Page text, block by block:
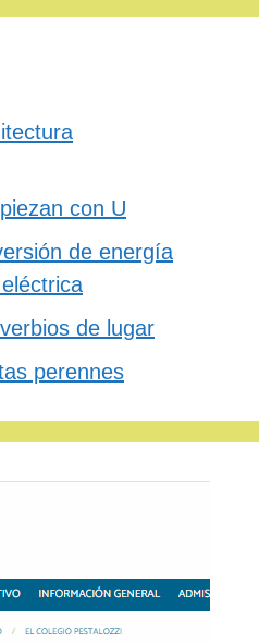
con U
de energía
de lugar
perennes